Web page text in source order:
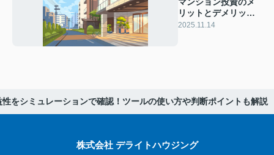
リットとデメリット
は？始め方や注意点
2025.11.14
をシミュレーションで確認！ツールの使い方や判断ポイントも解説
株式会社 デライトハウジング